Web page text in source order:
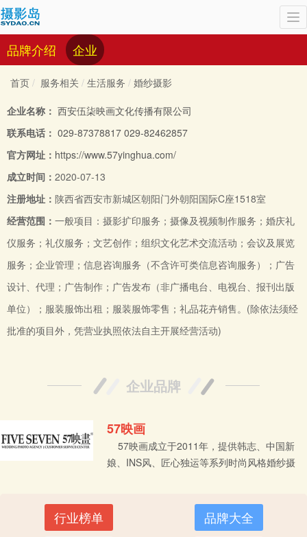
品牌介绍 企业
首页 服务相关 生活服务 婚纱摄影
企业名称： 西安伍柒映画文化传播有限公司
联系电话： 029-87378817 029-82462857
官方网址： https://www.57yinghua.com/
成立时间： 2020-07-13
注册地址： 陕西省西安市新城区朝阳门外朝阳国际C座1518室
经营范围： 一般项目：摄影扩印服务；摄像及视频制作服务；婚庆礼
仪服务；礼仪服务；文艺创作；组织文化艺术交流活动；会议及展览
服务；企业管理；信息咨询服务（不含许可类信息咨询服务）；广告
设计、代理；广告制作；广告发布（非广播电台、电视台、报刊出版
单位）；服装服饰出租；服装服饰零售；礼品花卉销售。(除依法须经
批准的项目外，凭营业执照依法自主开展经营活动)
企业品牌
57映画
57映画成立于2011年，提供韩志、中国新
娘、INS风、匠心独运等系列时尚风格婚纱摄
然，背倚秦岭，落成于华夏文明发源地，世界
四大文明古都之一“西安”。几度春秋风雨轮覆，
行业榜单
品牌大全